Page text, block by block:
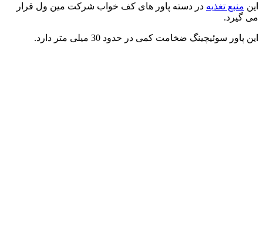
این منبع تغذیه در دسته پاور های کف خواب شرکت مین ول قرار
می گیرد.
این پاور سوئیچینگ ضخامت کمی در حدود 30 میلی متر دارد.